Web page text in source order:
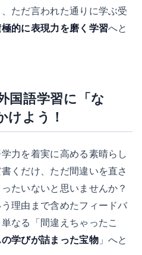
ただ言われた通りに学ぶ受
的に表現力を磨く学習へと
国語学習に「な
けよう！
力を着実に高める素晴らし
くだけ、ただ間違いを直さ
たいないと思いませんか？
理由まで含めたフィードバ
なる「間違えちゃったこ
学びが詰まった宝物」へと